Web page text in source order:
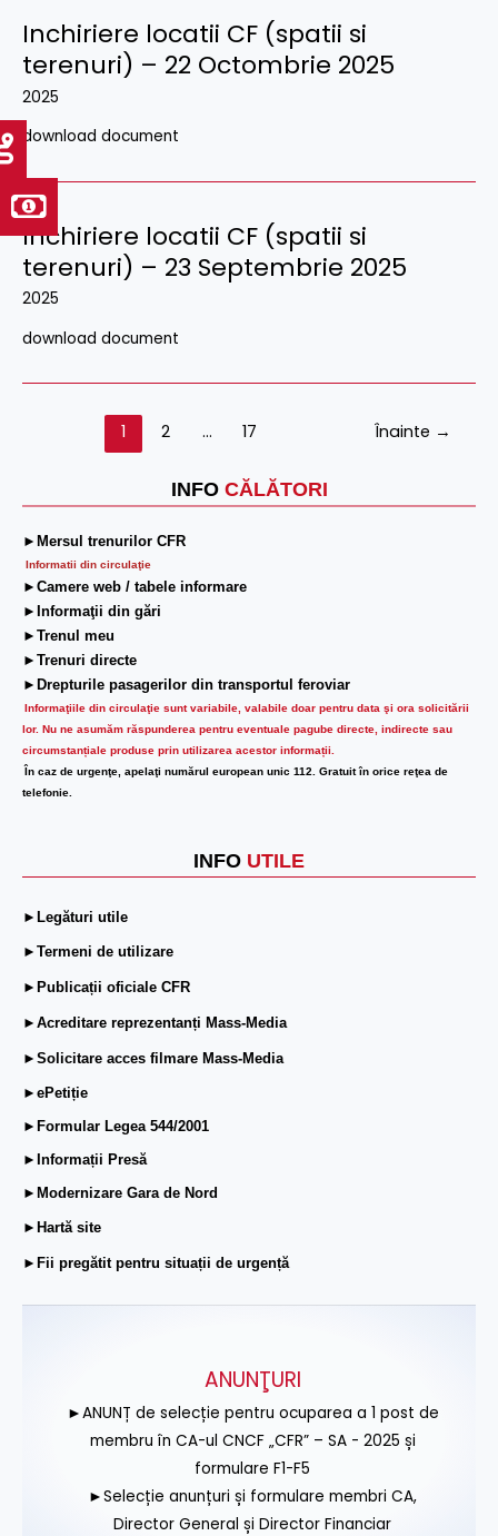
INFO CĂLĂTORI
►Mersul trenurilor CFR
Informatii din circulaţie
►Camere web / tabele informare
►Informaţii din gări
►Trenul meu
►Trenuri directe
►Drepturile pasagerilor din transportul feroviar
Informaţiile din circulaţie sunt variabile, valabile doar pentru data şi ora solicitării
lor. Nu ne asumăm răspunderea pentru eventuale pagube directe, indirecte sau
circumstanțiale produse prin utilizarea acestor informații.
În caz de urgenţe, apelaţi numărul european unic 112. Gratuit în orice reţea de
telefonie.
INFO UTILE
►Legături utile
►Termeni de utilizare
►Publicații oficiale CFR
►Acreditare reprezentanți Mass-Media
►Solicitare acces filmare Mass-Media
►ePetiție
►Formular Legea 544/2001
►Informații Presă
►Modernizare Gara de Nord
►Hartă site
►Fii pregătit pentru situații de urgență
Inchiriere locatii CF (spatii si
terenuri) – 22 Octombrie 2025
2025
download document
Inchiriere locatii CF (spatii si
terenuri) – 23 Septembrie 2025
2025
download document
1 2 … 17 Înainte →
ANUNŢURI
►ANUNȚ de selecție pentru ocuparea a 1 post de
membru în CA-ul CNCF „CFR” – SA - 2025 și
formulare F1-F5
►Selecție anunțuri și formulare membri CA,
Director General și Director Financiar